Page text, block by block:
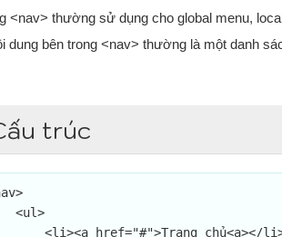
<nav> thường sử dụng cho global menu,
dung bên trong <nav> thường là một danh
trúc